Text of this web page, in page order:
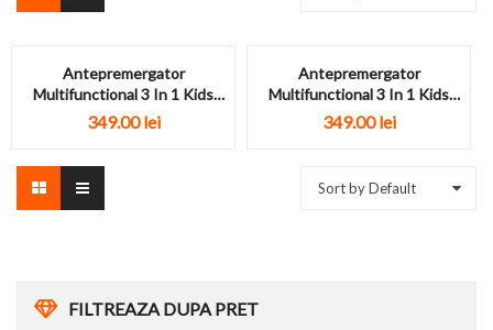
FILTREAZA DUPA PRET
Antepremergator
Multifunctional 3 In 1 Kids
Melody Albastru
349.00lei
Antepremergator
Multifunctional 3 In 1 Kids
Melody Roz
349.00lei
Sort by Default